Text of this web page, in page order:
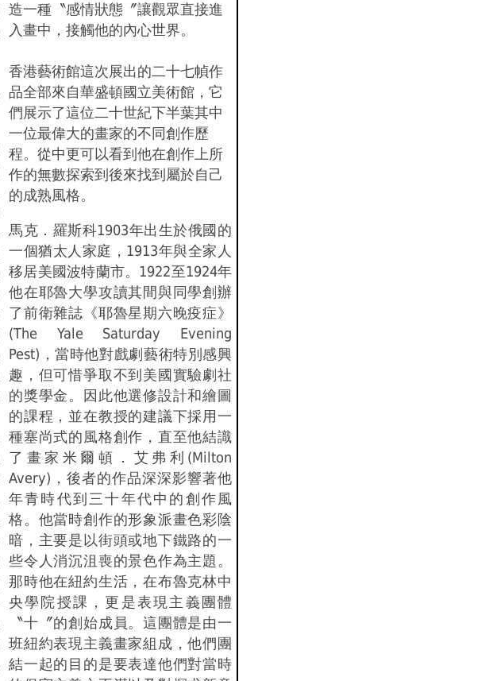
造一種〝感情狀態〞讓觀眾直接進
入畫中，接觸他的內心世界。
香港藝術館這次展出的二十七幀作
品全部來自華盛頓國立美術館，它
們展示了這位二十世紀下半葉其中
一位最偉大的畫家的不同創作歷
程。從中更可以看到他在創作上所
作的無數探索到後來找到屬於自己
的成熟風格。
馬克．羅斯科1903年出生於俄國的
一個猶太人家庭，1913年與全家人
移居美國波特蘭市。1922至1924年
他在耶魯大學攻讀其間與同學創辦
了前衛雜誌《耶魯星期六晚疫症》
(The Yale Saturday Evening
Pest)，當時他對戲劇藝術特別感興
趣，但可惜爭取不到美國實驗劇社
的獎學金。因此他選修設計和繪圖
的課程，並在教授的建議下採用一
種塞尚式的風格創作，直至他結識
了畫家米爾頓．艾弗利(Milton
Avery)，後者的作品深深影響著他
年青時代到三十年代中的創作風
格。他當時創作的形象派畫色彩陰
暗，主要是以街頭或地下鐵路的一
些令人消沉沮喪的景色作為主題。
那時他在紐約生活，在布魯克林中
央學院授課，更是表現主義團體
〝十〞的創始成員。這團體是由一
班紐約表現主義畫家組成，他們團
結一起的目的是要表達他們對當時